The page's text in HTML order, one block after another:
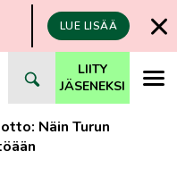
LUE LISÄÄ
LIITY
JÄSENEKSI
Näin Turun